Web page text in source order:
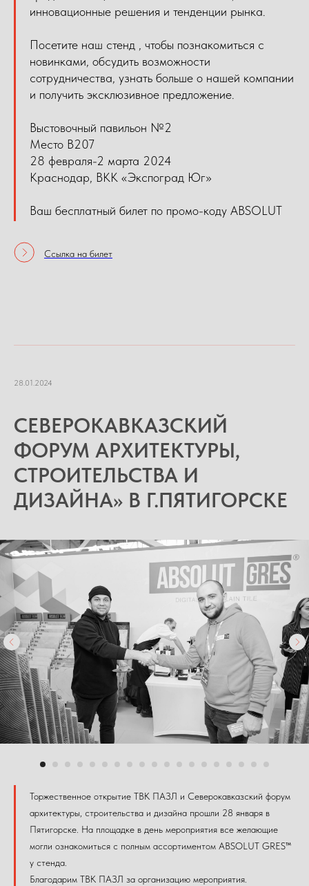
инновационные решения и тенденции рынка.
Посетите наш стенд , чтобы познакомиться с
новинками, обсудить возможности
сотрудничества, узнать больше о нашей компании
и получить эксклюзивное предложение.
Выстовочный павильон №2
Место В207
28 февраля-2 марта 2024
Краснодар, ВКК «Экспоград Юг»
Ваш бесплатный билет по промо-коду ABSOLUT
Ссылка на билет
28.01.2024
СЕВЕРОКАВКАЗСКИЙ
ФОРУМ АРХИТЕКТУРЫ,
СТРОИТЕЛЬСТВА И
ДИЗАЙНА» В Г.ПЯТИГОРСКЕ
Торжественное открытие ТВК ПАЗЛ и Северокавказский форум
архитектуры, строительства и дизайна прошли 28 января в
Пятигорске. На площадке в день мероприятия все желающие
могли ознакомиться с полным ассортиментом ABSOLUT GRES™
у стенда.
Благодарим ТВК ПАЗЛ за организацию мероприятия.